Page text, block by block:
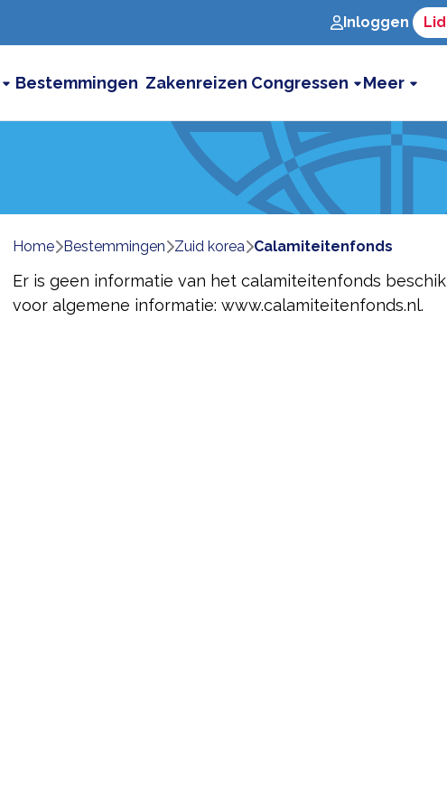
Inloggen
Bestemmingen Zakenreizen Congressen Meer
Home bestemmingen zuid korea calamiteitenfonds
Er is geen informatie van het calamiteitenfonds
voor algemene informatie: www.calamiteitenfonds.nl.